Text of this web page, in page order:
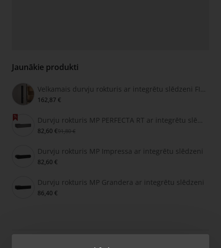
Jaunākie produkti
162,87 €
82,60 €91,80 €
Durvju rokturis MP Impressa ar integrētu slēdzeni
82,60 €
Durvju rokturis MP Grandera ar integrētu slēdzeni
86,40 €